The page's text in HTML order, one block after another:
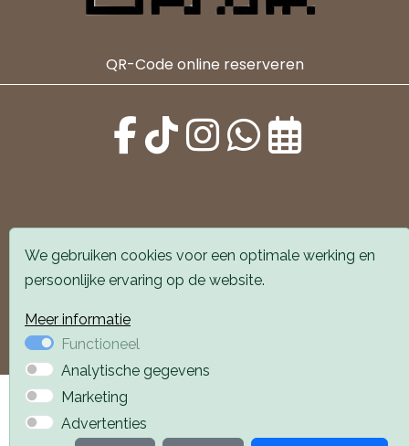
QR-Code online reserveren
Alle locaties zijn goed bereikbaar met auto en
openbaar vervoer. Er is parkeergelegenheid voor de
Privacyverklaring
We gebruiken cookies voor een optimale werking en
persoonlijke ervaring op de website.
Meer informatie
Functioneel
Analytische gegevens
Marketing
Advertenties